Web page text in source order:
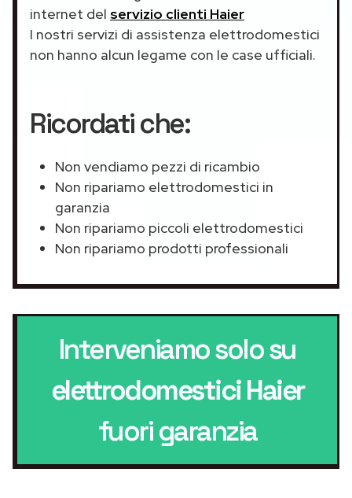
internet del servizio clienti Haier
I nostri servizi di assistenza elettrodomestici
non hanno alcun legame con le case ufficiali.
Ricordati che:
Non vendiamo pezzi di ricambio
Non ripariamo elettrodomestici in
garanzia
Non ripariamo piccoli elettrodomestici
Non ripariamo prodotti professionali
Interveniamo solo su
elettrodomestici Haier
fuori garanzia